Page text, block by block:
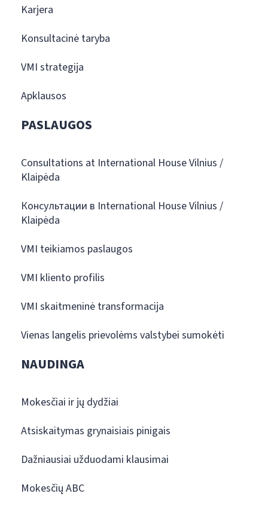
Karjera
Konsultacinė taryba
VMI strategija
Apklausos
PASLAUGOS
Consultations at International House Vilnius /
Klaipėda
Консультации в International House Vilnius /
Klaipėda
VMI teikiamos paslaugos
VMI kliento profilis
VMI skaitmeninė transformacija
Vienas langelis prievolėms valstybei sumokėti
NAUDINGA
Mokesčiai ir jų dydžiai
Atsiskaitymas grynaisiais pinigais
Dažniausiai užduodami klausimai
Mokesčių ABC